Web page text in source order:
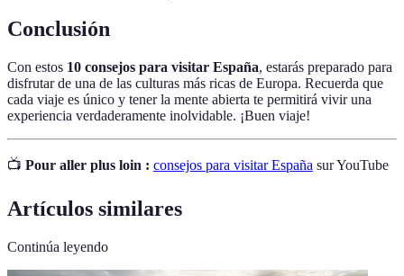
Conclusión
Con estos 10 consejos para visitar España, estarás preparado para
disfrutar de una de las culturas más ricas de Europa. Recuerda que
cada viaje es único y tener la mente abierta te permitirá vivir una
experiencia verdaderamente inolvidable. ¡Buen viaje!
📺 Pour aller plus loin : consejos para visitar España sur YouTube
Artículos similares
Continúa leyendo